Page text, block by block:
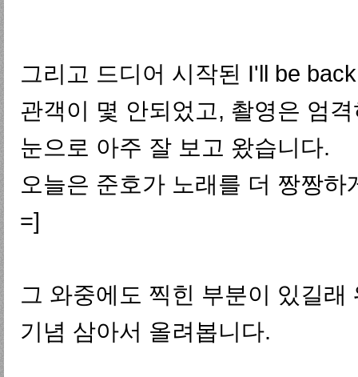
그리고 드디어 시작된 I'll be
관객이 몇 안되었고, 촬영은 엄
눈으로 아주 잘 보고 왔습니다.
오늘은 준호가 노래를 더 짱짱
=]
그 와중에도 찍힌 부분이 있길
기념 삼아서 올려봅니다.